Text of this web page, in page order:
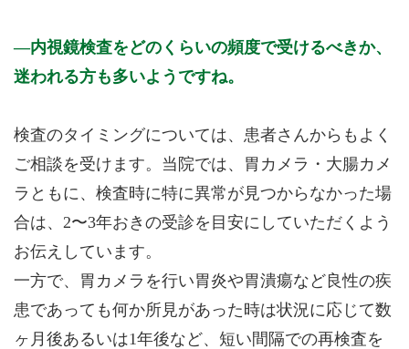
内視鏡検査をどのくらいの頻度で受けるべきか、
迷われる方も多いようですね。
検査のタイミングについては、患者さんからもよく
ご相談を受けます。当院では、胃カメラ・大腸カメ
ラともに、検査時に特に異常が見つからなかった場
合は、2〜3年おきの受診を目安にしていただくよう
お伝えしています。
一方で、胃カメラを行い胃炎や胃潰瘍など良性の疾
患であっても何か所見があった時は状況に応じて数
ヶ月後あるいは1年後など、短い間隔での再検査を